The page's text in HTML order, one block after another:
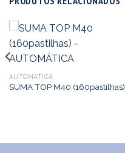
AUTOMÁTICA
SUMA TOP M40 (160pastilhas)